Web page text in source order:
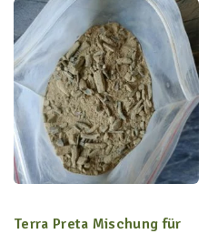
Terra Preta Mischung für